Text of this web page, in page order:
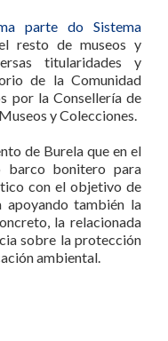
parte do Sistema
resto de museos y
titularidades y
de la Comunidad
por la Consellería de
y Colecciones.
de Burela que en el
barco bonitero para
con el objetivo de
también la
la relacionada
sobre la protección
ambiental.